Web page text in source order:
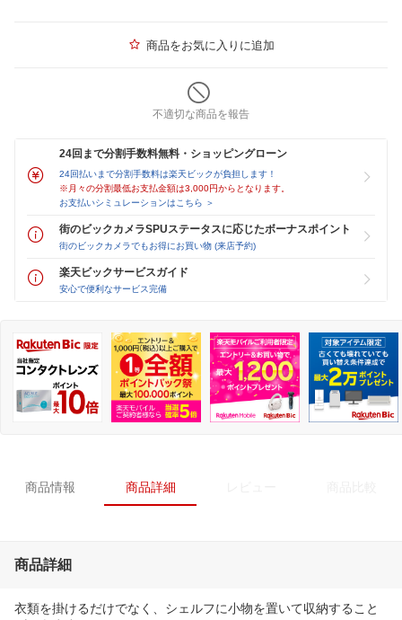
商品をお気に入りに追加
不適切な商品を報告
24回まで分割手数料無料・ショッピングローン
24回払いまで分割手数料は楽天ビックが負担します！
※月々の分割最低お支払金額は3,000円からとなります。
お支払いシミュレーションはこちら ＞
街のビックカメラSPUステータスに応じたボーナスポイント
街のビックカメラでもお得にお買い物 (来店予約)
楽天ビックサービスガイド
安心で便利なサービス完備
商品情報 商品詳細
商品詳細
衣類を掛けるだけでなく、シェルフに小物を置いて収納すること